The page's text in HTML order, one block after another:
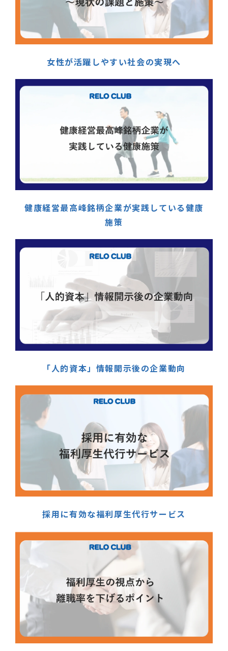
女性が活躍しやすい社会の実現へ
健康経営最高峰銘柄企業が実践している健康
施策
「人的資本」情報開示後の企業動向
採用に有効な福利厚生代行サービス